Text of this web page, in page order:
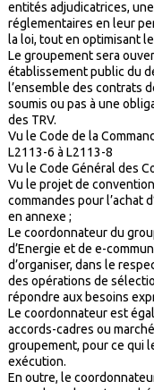
entités adjudicatrices,
réglementaires en leur
la loi, tout en optimisant
Le groupement sera
établissement public du
l’ensemble des contrats
soumis ou pas à une
des TRV.
Vu le Code de la
L2113-6 à L2113-8
Vu le Code Général des
Vu le projet de
commandes pour l’achat
en annexe ;
Le coordonnateur du
d’Energie et de e-
d’organiser, dans le
des opérations de
répondre aux besoins
Le coordonnateur est
accords-cadres ou
groupement, pour ce qui
exécution.
En outre, le